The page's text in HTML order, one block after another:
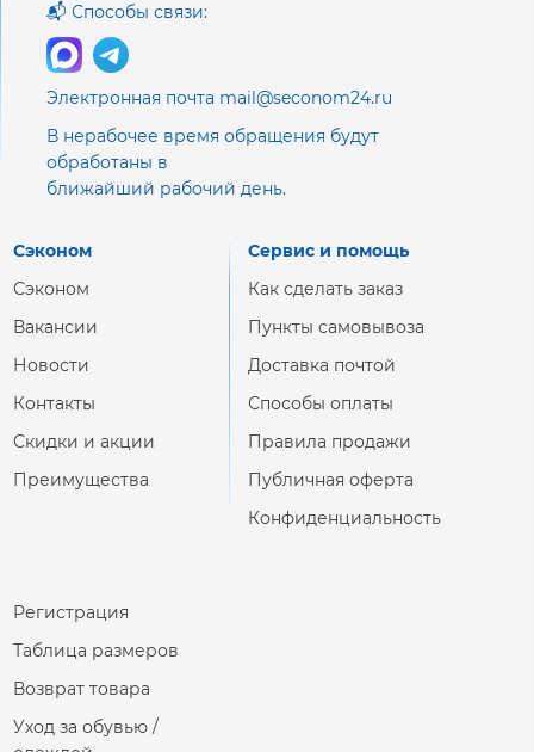
📬 Способы связи:
Электронная почта mail@seconom24.ru
В нерабочее время обращения будут
обработаны в
ближайший рабочий день.
Сэконом
Сэконом
Вакансии
Новости
Контакты
Скидки и акции
Преимущества
Сервис и помощь
Как сделать заказ
Пункты самовывоза
Доставка почтой
Способы оплаты
Правила продажи
Публичная оферта
Конфиденциальность
Регистрация
Таблица размеров
Возврат товара
Уход за обувью /